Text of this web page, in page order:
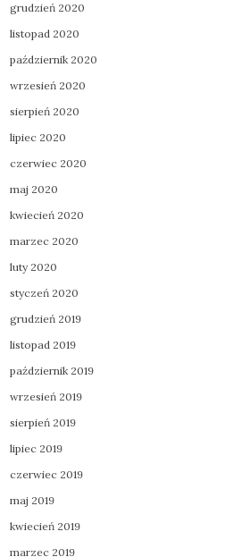
grudzień 2020
listopad 2020
październik 2020
wrzesień 2020
sierpień 2020
lipiec 2020
czerwiec 2020
maj 2020
kwiecień 2020
marzec 2020
luty 2020
styczeń 2020
grudzień 2019
listopad 2019
październik 2019
wrzesień 2019
sierpień 2019
lipiec 2019
czerwiec 2019
maj 2019
kwiecień 2019
marzec 2019